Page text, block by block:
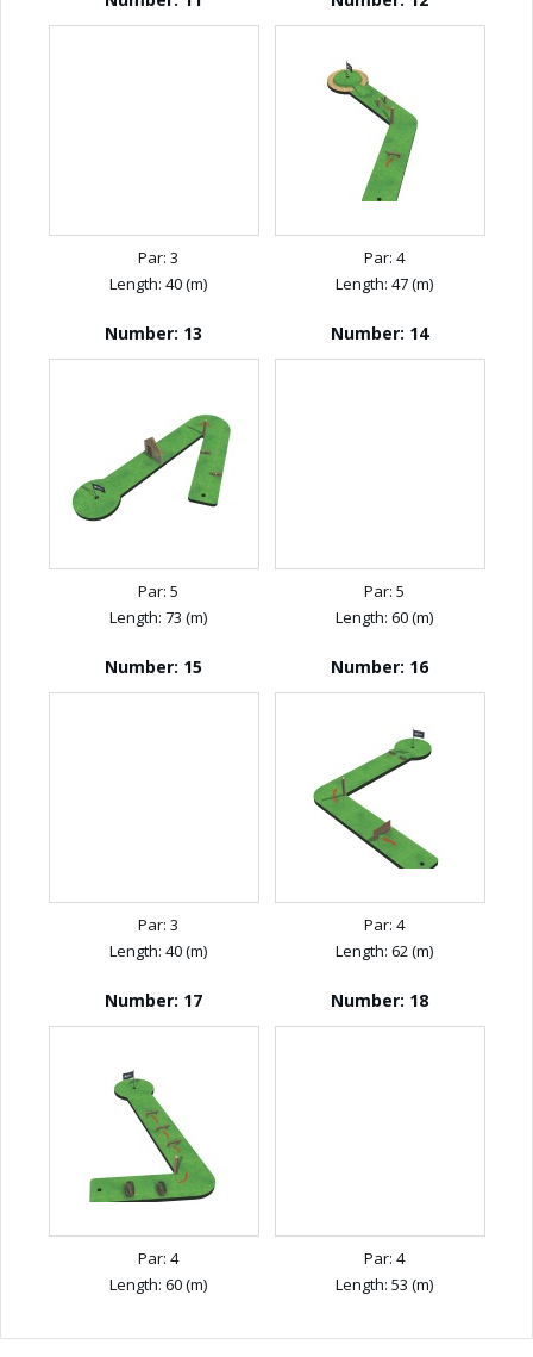
Par: 3
Length: 40 (m)
Par: 4
Length: 47 (m)
Number: 13
Par: 5
Length: 73 (m)
Number: 14
Par: 5
Length: 60 (m)
Number: 15
Par: 3
Length: 40 (m)
Number: 16
Par: 4
Length: 62 (m)
Number: 17
Par: 4
Length: 60 (m)
Number: 18
Par: 4
Length: 53 (m)